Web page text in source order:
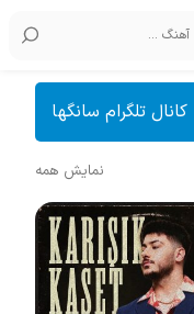
کانال تلگرام سانگها
نمایش همه